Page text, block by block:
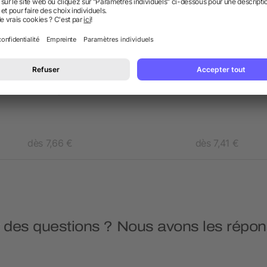
Tasse à espresso Male de
dès 7,66 €
Set espresso 2 pièces
dès 7,41 €
des questions ? Nous avons les